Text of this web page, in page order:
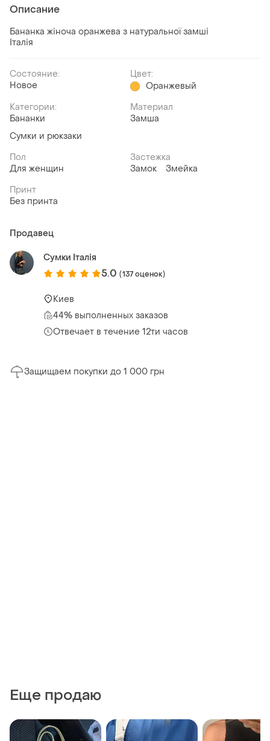
Описание
Бананка жіноча оранжева з натуральної замші
Італія
Состояние:
Новое
Цвет:
Оранжевый
Категории:
Бананки
Сумки и рюкзаки
Материал
Замша
Пол
Для женщин
Застежка
Замок
Змейка
Принт
Без принта
Продавец
Сумки Італія
5.0 (137 оценок)
Киев
44% выполненных заказов
Отвечает в течение 12ти часов
Защищаем покупки до 1 000 грн
Еще продаю